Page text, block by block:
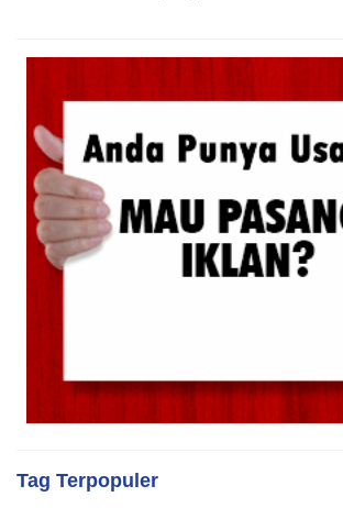
Tag Terpopuler